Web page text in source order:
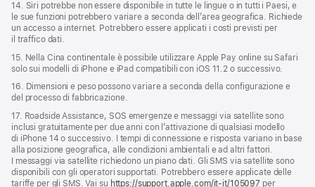
14. Siri potrebbe non essere disponibile in tutte le lingue o in tutti i Paesi, e
le sue funzioni potrebbero variare a seconda dell’area geografica. Richiede
un accesso a internet. Potrebbero essere applicati i costi previsti per
il traffico dati.
15. Nella Cina continentale è possibile utilizzare Apple Pay online su Safari
solo sui modelli di iPhone e iPad compatibili con iOS 11.2 o successivo.
16. Dimensioni e peso possono variare a seconda della configurazione e
del processo di fabbricazione.
17. Roadside Assistance, SOS emergenze e messaggi via satellite sono
inclusi gratuitamente per due anni con l’attivazione di qualsiasi modello
di iPhone 14 o successivo. I tempi di connessione e risposta variano in base
alla posizione geografica, alle condizioni ambientali e ad altri fattori.
I messaggi via satellite richiedono un piano dati. Gli SMS via satellite sono
disponibili con gli operatori supportati. Potrebbero essere applicate delle
tariffe per gli SMS. Vai su https://support.apple.com/it-it/105097 per